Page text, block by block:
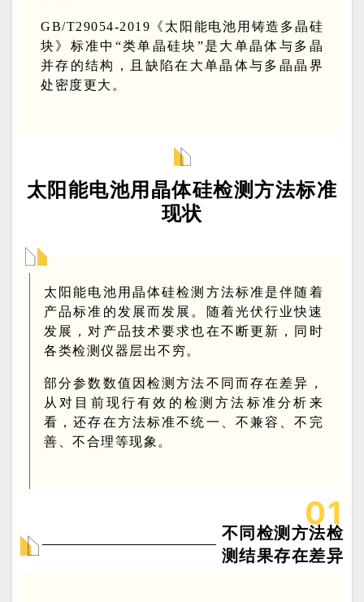
GB/T29054-2019《 太阳能电池用铸造多晶硅
块》 标准中 “类单晶硅块”是大单晶体与多晶
并存的结构
，且缺陷在大单晶体与多晶晶界
处 密度更大。
太阳能电池用晶体硅检测方法标准
现状
太 阳能电池用晶体硅检测方法标准是伴随着
产品标准的发展而发 展。随着光伏行业快速
发展，对产品技术要求也在不断更新，同时
各类检测仪器层出不穷。
部分参数数值因检测方法不同而存在差异，
从对目前现行有效的检测方法标准分析来
看，还存在方法标准不统一、不兼容、不完
善、不合理等现象。
01
不同检测方法检
测结果存在差异